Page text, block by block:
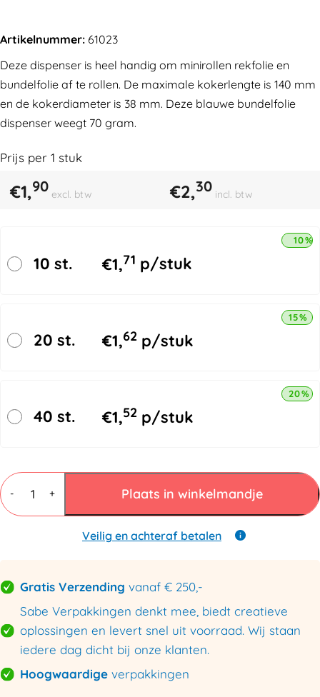
Artikelnummer: 61023
Deze dispenser is heel handig om minirollen rekfolie en
bundelfolie af te rollen. De maximale kokerlengte is 140 mm
en de kokerdiameter is 38 mm. Deze blauwe bundelfolie
dispenser weegt 70 gram.
Prijs per 1 stuk
€1,90 excl. btw €2,30 incl. btw
10 st. €1,71 p/stuk
10%
20 st. €1,62 p/stuk
15%
40 st. €1,52 p/stuk
20%
-
Bundelfolie
Dispenser
100-
125mm
+ Plaats in winkelmandje
Veilig en achteraf betalen
Gratis Verzending vanaf € 250,-
Sabe Verpakkingen denkt mee, biedt creatieve
oplossingen en levert snel uit voorraad. Wij staan
iedere dag dicht bij onze klanten.
Hoogwaardige verpakkingen